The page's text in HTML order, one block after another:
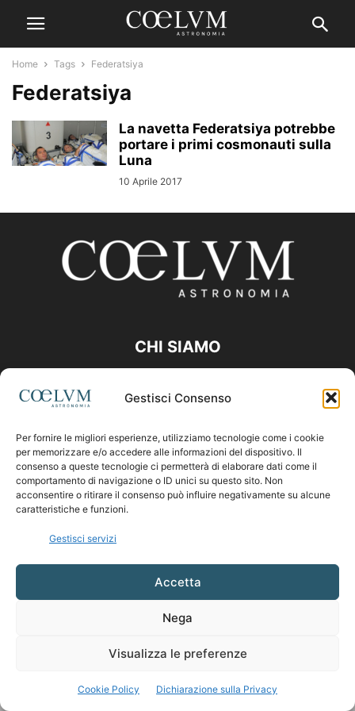
Gestisci Consenso
Per fornire le migliori esperienze, utilizziamo tecnologie come i cookie
per memorizzare e/o accedere alle informazioni del dispositivo. Il
consenso a queste tecnologie ci permetterà di elaborare dati come il
comportamento di navigazione o ID unici su questo sito. Non
acconsentire o ritirare il consenso può influire negativamente su alcune
caratteristiche e funzioni.
Gestisci servizi
Accetta
Nega
Visualizza le preferenze
Cookie Policy Dichiarazione sulla Privacy
Home Tags Federatsiya
Federatsiya
La navetta Federatsiya potrebbe
portare i primi cosmonauti sulla
Luna
10 Aprile 2017
CHI SIAMO
Contattaci:coelumastro@coelum.com
SEGUICI